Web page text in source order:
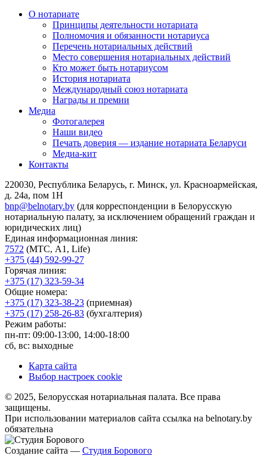
О нотариате
Принципы деятельности нотариата
Полномочия и обязанности нотариуса
Перечень нотариальных действий
Место совершения нотариальных действий
Кто может быть нотариусом
История нотариата
Международный союз нотариата
Награды и премии
Медиа
Фотогалерея
Наши видео
Печать доверия — издание нотариата Беларуси
Медиа-кит
Контакты
220030, Республика Беларусь, г. Минск, ул. Красноармейская,
д. 24а, пом 1Н
bnp@belnotary.by (для корреспонденции в Белорусскую
нотариальную палату, за исключением обращений граждан и
юридических лиц)
Единая информационная линия:
7572 (МТС, A1, Life)
+375 (44) 592-99-27
Горячая линия:
+375 (17) 323-59-34
Общие номера:
+375 (17) 323-38-23 (приемная)
+375 (17) 258-26-83 (бухгалтерия)
Режим работы:
пн-пт: 09:00-13:00, 14:00-18:00
сб, вс: выходные
Карта сайта
Выбор настроек cookie
© 2025, Белорусская нотариальная палата. Все права
защищены.
При использовании материалов сайта ссылка на belnotary.by
обязательна
Создание сайта — Студия Борового